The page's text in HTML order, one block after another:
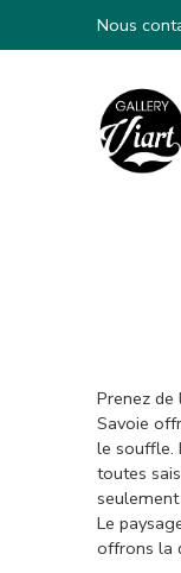
Nous
Prenez de
Savoie
le souffle.
toutes
Le
offrons la